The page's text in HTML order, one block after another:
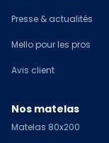
Presse & actualités
Mello pour les pros
Avis client
Nos matelas
Matelas 80x200